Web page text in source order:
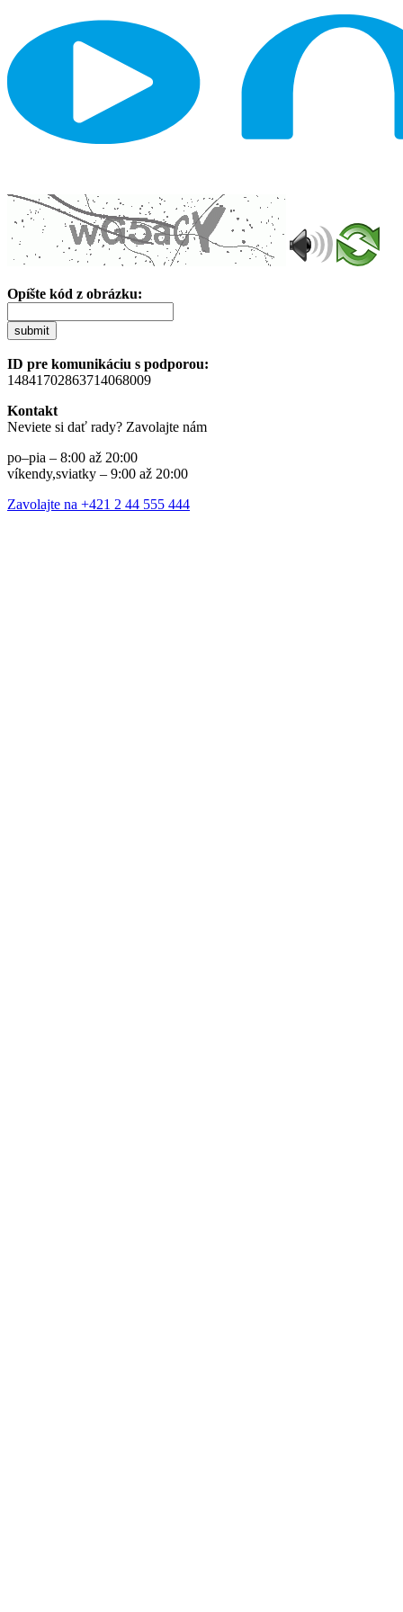
Opíšte kód z obrázku:
submit
ID pre komunikáciu s podporou:
14841702863714068009
Kontakt
Neviete si dať rady? Zavolajte nám
po–pia – 8:00 až 20:00
víkendy,sviatky – 9:00 až 20:00
Zavolajte na +421 2 44 555 444